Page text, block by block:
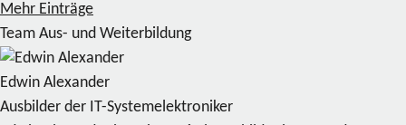
Mehr Einträge
Team Aus- und Weiterbildung
Edwin Alexander
Ausbilder der IT-Systemelektroniker